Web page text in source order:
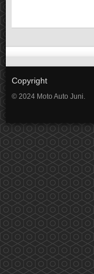
Copyright
© 2024 Moto Auto Juni.